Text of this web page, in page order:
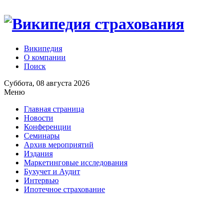
Википедия
О компании
Поиск
Суббота, 08 августа 2026
Меню
Главная страница
Новости
Конференции
Семинары
Архив мероприятий
Издания
Маркетинговые исследования
Бухучет и Аудит
Интервью
Ипотечное страхование